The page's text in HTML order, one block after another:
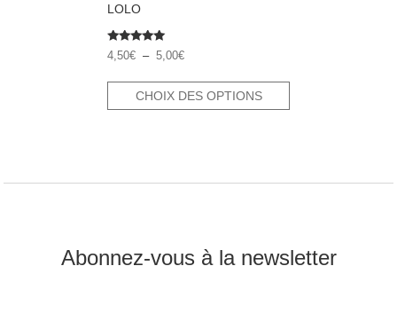
LOLO
Note
5.00
4,50€ – 5,00€Plage
CHOIX DES OPTIONS
produit
Abonnez-vous à la newsletter